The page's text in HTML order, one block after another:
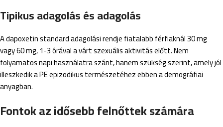
Tipikus adagolás és adagolás
A dapoxetin standard adagolási rendje fiatalabb férfiaknál 30 mg
vagy 60 mg, 1-3 órával a várt szexuális aktivitás előtt. Nem
folyamatos napi használatra szánt, hanem szükség szerint, amely jól
illeszkedik a PE epizodikus természetéhez ebben a demográfiai
anyagban.
Fontok az idősebb felnőttek számára